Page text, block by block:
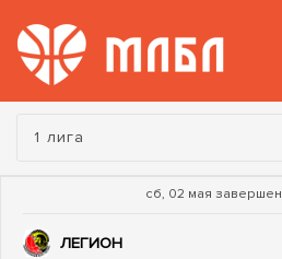
Турнир:
1 лига
сб, 02 мая завершен
ЛЕГИОН